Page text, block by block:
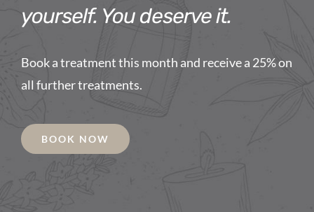
yourself. You deserve it.
Book a treatment this month and receive a 25% on
all further treatments.
BOOK NOW